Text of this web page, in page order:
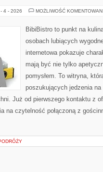
4 - 2026 MOŻLIWOŚĆ
BibiBistro to punkt na
osobach lubiących
internetowa pokazuje
mają być nie tylko
pomysłem. To witryna,
poszukujących jedzenia
Już od pierwszego kontaktu z
na czytelność połączoną z